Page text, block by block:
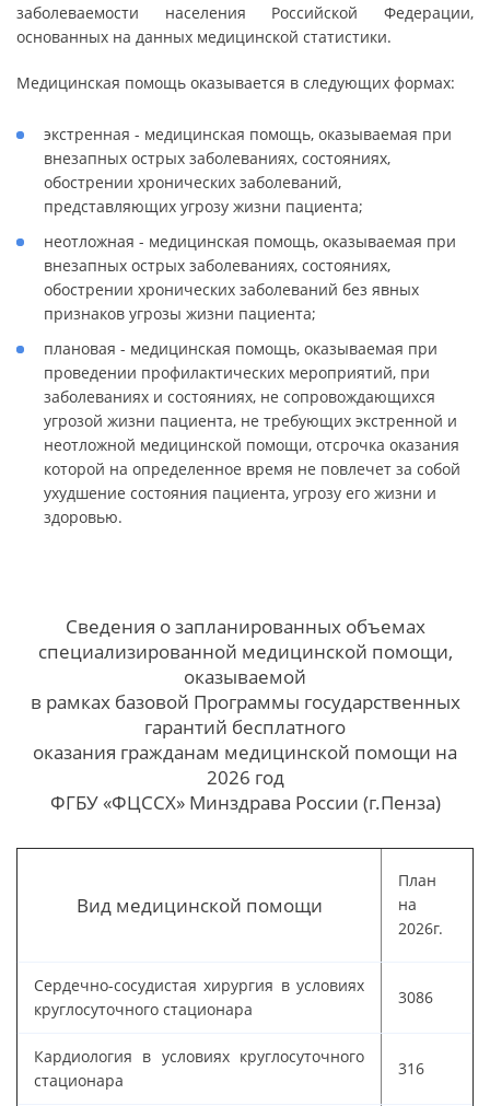
заболеваемости населения Российской Федерации,
основанных на данных медицинской статистики.
Медицинская помощь оказывается в следующих формах:
экстренная - медицинская помощь, оказываемая при
внезапных острых заболеваниях, состояниях,
обострении хронических заболеваний,
представляющих угрозу жизни пациента;
неотложная - медицинская помощь, оказываемая при
внезапных острых заболеваниях, состояниях,
обострении хронических заболеваний без явных
признаков угрозы жизни пациента;
плановая - медицинская помощь, оказываемая при
проведении профилактических мероприятий, при
заболеваниях и состояниях, не сопровождающихся
угрозой жизни пациента, не требующих экстренной и
неотложной медицинской помощи, отсрочка оказания
которой на определенное время не повлечет за собой
ухудшение состояния пациента, угрозу его жизни и
здоровью.
Сведения о запланированных объемах
специализированной медицинской помощи,
оказываемой
в рамках базовой Программы государственных
гарантий бесплатного
оказания гражданам медицинской помощи на
2026 год
ФГБУ «ФЦССХ» Минздрава России (г.Пенза)
Вид медицинской помощи
План
на
2026г.
Сердечно-сосудистая хирургия в условиях
круглосуточного стационара
3086
Кардиология в условиях круглосуточного
стационара
316